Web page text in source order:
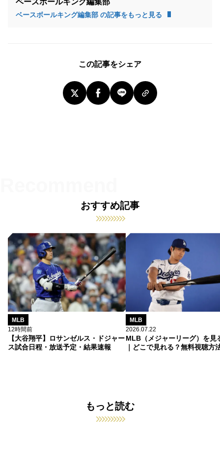
ベースボールキング編集部
ベースボールキング編集部 の記事をもっと見る
この記事をシェア
おすすめ記事
MLB
12時間前
【大谷翔平】ロサンゼルス・ドジャー
ス試合日程・放送予定・結果速報
MLB
2026.07.22
MLB（メジャーリーグ）を見
｜どこで見れる？無料視聴方
もっと読む